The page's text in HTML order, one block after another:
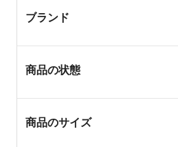
ブランド
商品の状態
商品のサイズ